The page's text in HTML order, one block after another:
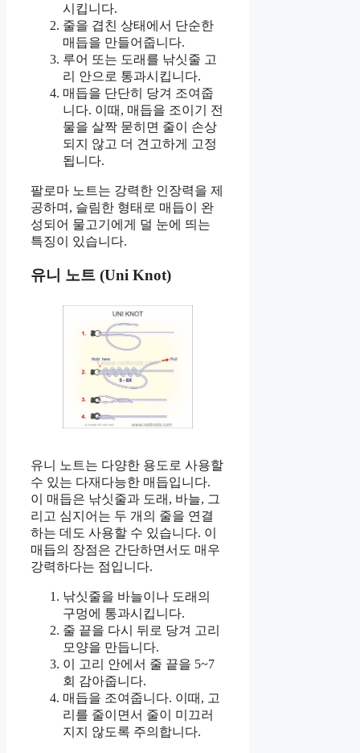
시킵니다.
줄을 겹친 상태에서 단순한
매듭을 만들어줍니다.
루어 또는 도래를 낚싯줄 고
리 안으로 통과시킵니다.
매듭을 단단히 당겨 조여줍
니다. 이때, 매듭을 조이기 전
물을 살짝 묻히면 줄이 손상
되지 않고 더 견고하게 고정
됩니다.
팔로마 노트는 강력한 인장력을 제
공하며, 슬림한 형태로 매듭이 완
성되어 물고기에게 덜 눈에 띄는
특징이 있습니다.
유니 노트 (Uni Knot)
유니 노트는 다양한 용도로 사용할
수 있는 다재다능한 매듭입니다.
이 매듭은 낚싯줄과 도래, 바늘, 그
리고 심지어는 두 개의 줄을 연결
하는 데도 사용할 수 있습니다. 이
매듭의 장점은 간단하면서도 매우
강력하다는 점입니다.
낚싯줄을 바늘이나 도래의
구멍에 통과시킵니다.
줄 끝을 다시 뒤로 당겨 고리
모양을 만듭니다.
이 고리 안에서 줄 끝을 5~7
회 감아줍니다.
매듭을 조여줍니다. 이때, 고
리를 줄이면서 줄이 미끄러
지지 않도록 주의합니다.